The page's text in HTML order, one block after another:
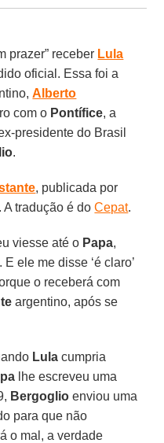
prazer” receber Lula
oficial. Essa foi a
Alberto
com o Pontífice, a
presidente do Brasil
.
, publicada por
A tradução é doCepat.
viesse até o Papa,
ele me disse ‘é claro’
o receberá com
argentino, após se
Lula cumpria
lhe escreveu uma
Bergoglio enviou uma
para que não
o mal, a verdade